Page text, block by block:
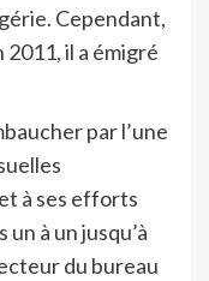
Cependant,
il a émigré
par l’une
à ses efforts
à un jusqu’à
du bureau